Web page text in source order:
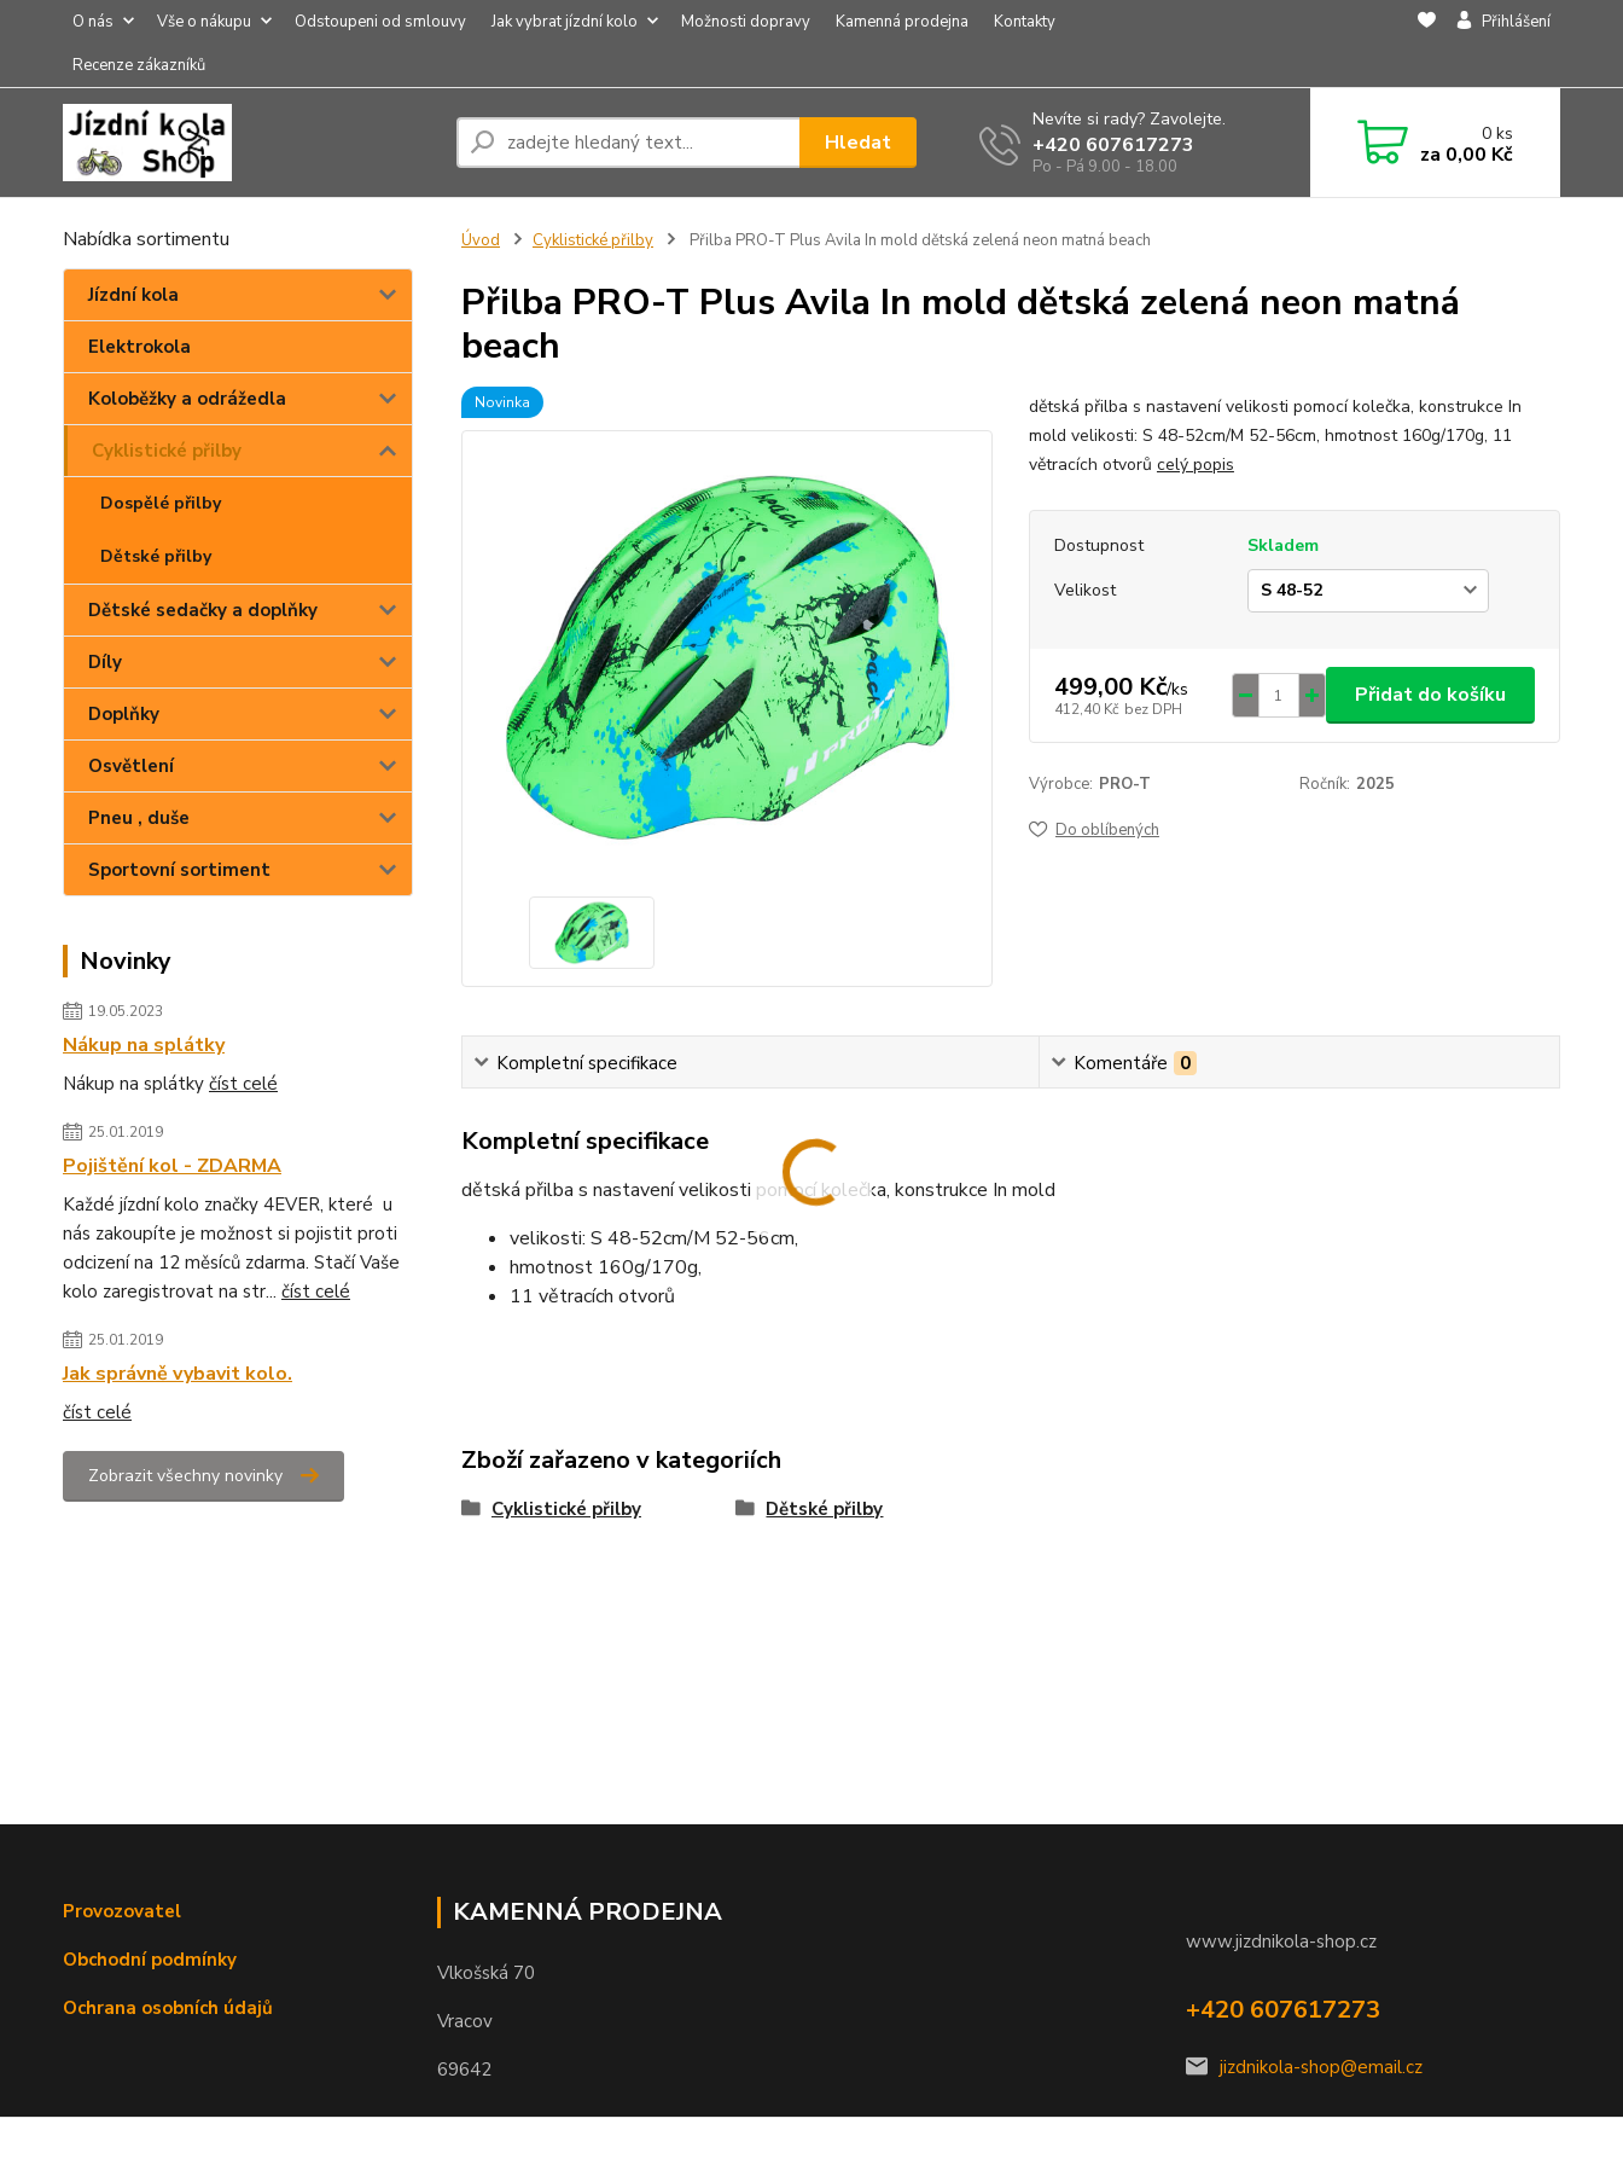
O nás Vše o nákupu Odstoupeni od smlouvy Jak vybrat jízdní kolo Možnosti dopravy Kamenná prodejna
Kontakty
Recenze zákazníků
Přihlášení
Hledat
Nevíte si rady? Zavolejte.
+420 607617273
Po - Pá 9.00 - 18.00
0ks
za 0,00 Kč
Nabídka sortimentu
Jízdní kola
Elektrokola
Koloběžky a odrážedla
Cyklistické přilby
Dospělé přilby
Dětské přilby
Dětské sedačky a doplňky
Díly
Doplňky
Osvětlení
Pneu , duše
Sportovní sortiment
Novinky
19.05.2023
Nákup na splátky
Nákup na splátky číst celé
25.01.2019
Pojištění kol - ZDARMA
Každé jízdní kolo značky 4EVER, které u
nás zakoupíte je možnost si pojistit proti
odcizení na 12 měsíců zdarma. Stačí Vaše
kolo zaregistrovat na str... číst celé
25.01.2019
Jak správně vybavit kolo.
číst celé
Zobrazit všechny novinky
Úvod Cyklistické přilby Přilba PRO-T Plus Avila In mold dětská zelená neon matná beach
Přilba PRO-T Plus Avila In mold dětská zelená neon matná
beach
Novinka
dětská přilba s nastavení velikosti pomocí kolečka, konstrukce In
mold velikosti: S 48-52cm/M 52-56cm, hmotnost 160g/170g, 11
větracích otvorů celý popis
Dostupnost
Skladem
Velikost
499,00 Kč/ks
412,40 Kč bez DPH
Přidat do košíku
Výrobce: PRO-T Ročník: 2025
Do oblíbených
Kompletní specifikace Komentáře 0
Kompletní specifikace
dětská přilba s nastavení velikosti pomocí kolečka, konstrukce In mold
velikosti: S 48-52cm/M 52-56cm,
hmotnost 160g/170g,
11 větracích otvorů
Zboží zařazeno v kategoriích
Cyklistické přilby Dětské přilby
Provozovatel
Obchodní podmínky
Ochrana osobních údajů
KAMENNÁ PRODEJNA
Vlkošská 70
Vracov
69642
www.jizdnikola-shop.cz
+420 607617273
jizdnikola-shop@email.cz